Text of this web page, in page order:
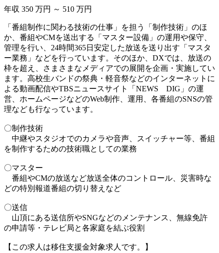
年収 350 万円 ～ 510 万円
「番組制作に関わる技術の仕事」を担う「制作技術」のほ
か、番組やCMを送出する「マスター設備」の運用や保守、
管理を行い、24時間365日安定した放送を送り出す「マスタ
ー業務」などを行っています。そのほか、DXでは、放送の
枠を超え、さまさまなメディアでの展開を企画・実施してい
ます。高校生バンドの祭典・軽音祭などのインターネットに
よる動画配信やTBSニュースサイト「NEWS DIG」の運
営、ホームページなどのWeb制作、運用、各番組のSNSの管
理なども行なっています。
〇制作技術
中継やスタジオでのカメラや音声、スイッチャー等、番組
を制作するための技術職としての業務
〇マスター
番組やCMの放送など放送全体のコントロール、災害時な
どの特別報道番組の切り替えなど
〇送信
山頂にある送信所やSNGなどのメンテナンス、無線免許
の申請等・テレビ局と各家庭を結ぶ役割
【この求人は移住支援金対象求人です。】